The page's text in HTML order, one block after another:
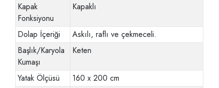
Kapak
Fonksiyonu
Kapaklı
Dolap İçeriği
Askılı, raflı ve çekmeceli.
Başlık/Karyola
Kumaşı
Keten
Yatak Ölçüsü
160 x 200 cm